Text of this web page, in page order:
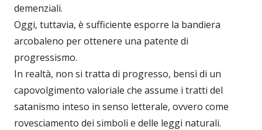
demenziali.
Oggi, tuttavia, è sufficiente esporre la bandiera
arcobaleno per ottenere una patente di
progressismo.
In realtà, non si tratta di progresso, bensì di un
capovolgimento valoriale che assume i tratti del
satanismo inteso in senso letterale, ovvero come
rovesciamento dei simboli e delle leggi naturali.